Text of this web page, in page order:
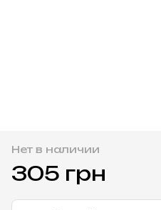
Нет в наличии
305 грн